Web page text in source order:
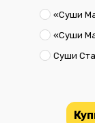
«Суши
«Суши
Суши